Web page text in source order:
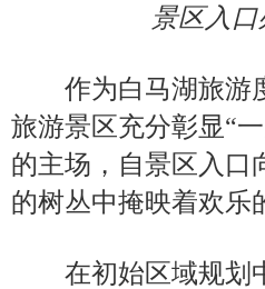
景区入
作为白马湖旅游度
旅游景区充分彰显“
的主场，自景区入口
的树丛中掩映着欢乐
在初始区域规划中